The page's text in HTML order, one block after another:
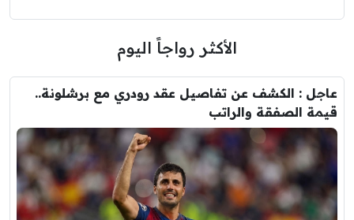
الأكثر رواجاً اليوم
عاجل : الكشف عن تفاصيل عقد رودري مع برشلونة..
قيمة الصفقة والراتب